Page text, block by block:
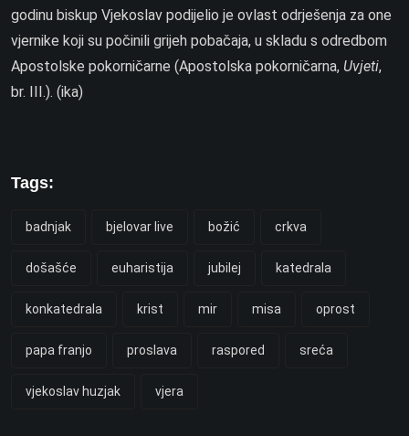
godinu biskup Vjekoslav podijelio je ovlast odrješenja za one
vjernike koji su počinili grijeh pobačaja, u skladu s odredbom
Apostolske pokorničarne (Apostolska pokorničarna, Uvjeti,
br. III.). (ika)
Tags:
badnjak bjelovar live božić crkva
došašće euharistija jubilej katedrala
konkatedrala krist mir misa oprost
papa franjo proslava raspored sreća
vjekoslav huzjak vjera